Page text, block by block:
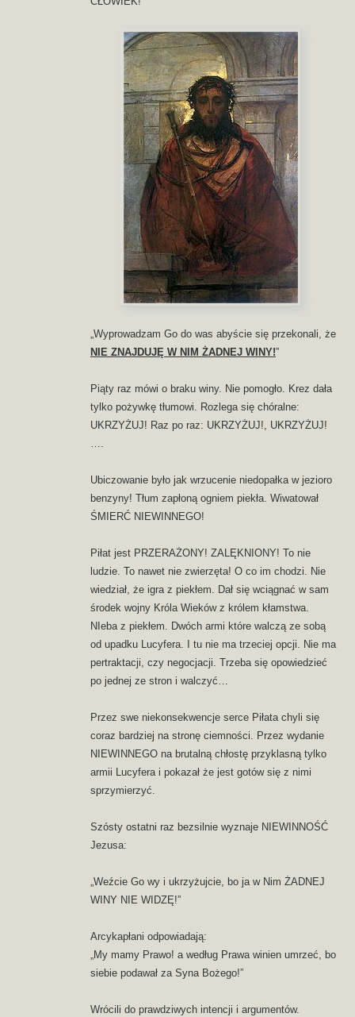
„Wyprowadzam Go do was abyście się przekonali, że
NIE ZNAJDUJĘ W NIM ŻADNEJ WINY!”
Piąty raz mówi o braku winy. Nie pomogło. Krez dała
tylko pożywkę tłumowi. Rozlega się chóralne:
UKRZYŻUJ! Raz po raz: UKRZYŻUJ!, UKRZYŻUJ!
….
Ubiczowanie było jak wrzucenie niedopałka w jezioro
benzyny! Tłum zapłoną ogniem piekła. Wiwatował
ŚMIERĆ NIEWINNEGO!
Piłat jest PRZERAŻONY! ZALĘKNIONY! To nie
ludzie. To nawet nie zwierzęta! O co im chodzi. Nie
wiedział, że igra z piekłem. Dał się wciągnać w sam
środek wojny Króla Wieków z królem kłamstwa.
NIeba z piekłem. Dwóch armi które walczą ze sobą
od upadku Lucyfera. I tu nie ma trzeciej opcji. Nie ma
pertraktacji, czy negocjacji. Trzeba się opowiedzieć
po jednej ze stron i walczyć…
Przez swe niekonsekwencje serce Piłata chyli się
coraz bardziej na stronę ciemności. Przez wydanie
NIEWINNEGO na brutalną chłostę przyklasną tylko
armii Lucyfera i pokazał że jest gotów się z nimi
sprzymierzyć.
Szósty ostatni raz bezsilnie wyznaje NIEWINNOŚĆ
Jezusa:
„Weźcie Go wy i ukrzyżujcie, bo ja w Nim ŻADNEJ
WINY NIE WIDZĘ!”
Arcykapłani odpowiadają:
„My mamy Prawo! a według Prawa winien umrzeć, bo
siebie podawał za Syna Bożego!”
Wrócili do prawdziwych intencji i argumentów.